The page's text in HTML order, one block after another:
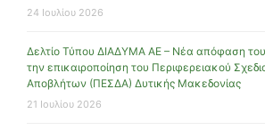
24 Ιουλίου 2026
Δελτίο Τύπου ΔΙΑΔΥΜΑ ΑΕ – Νέα απόφαση
την επικαιροποίηση του Περιφερειακού
Αποβλήτων (ΠΕΣΔΑ) Δυτικής Μακεδονίας
21 Ιουλίου 2026